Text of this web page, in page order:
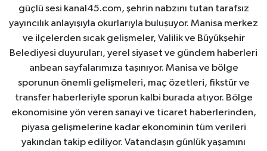
güçlü sesi kanal45.com, şehrin nabzını tutan tarafsız
yayıncılık anlayışıyla okurlarıyla buluşuyor. Manisa merkez
ve ilçelerden sıcak gelişmeler, Valilik ve Büyükşehir
Belediyesi duyuruları, yerel siyaset ve gündem haberleri
anbean sayfalarımıza taşınıyor. Manisa ve bölge
sporunun önemli gelişmeleri, maç özetleri, fikstür ve
transfer haberleriyle sporun kalbi burada atıyor. Bölge
ekonomisine yön veren sanayi ve ticaret haberlerinden,
piyasa gelişmelerine kadar ekonominin tüm verileri
yakından takip ediliyor. Vatandaşın günlük yaşamını